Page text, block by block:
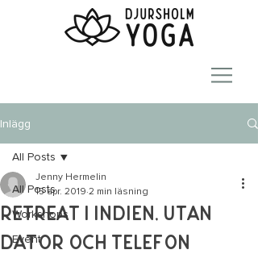
Inlägg
All Posts
Workshops
Event
All Posts
Retreat i Indien, utan
dator och telefon
Jenny Hermelin
15 apr. 2019 2 min läsning